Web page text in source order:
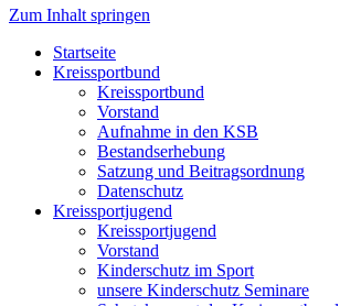
Zum Inhalt springen
Startseite
Kreissportbund
Kreissportbund
Vorstand
Aufnahme in den KSB
Bestandserhebung
Satzung und Beitragsordnung
Datenschutz
Kreissportjugend
Kreissportjugend
Vorstand
Kinderschutz im Sport
unsere Kinderschutz Seminare